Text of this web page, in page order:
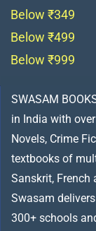
Below ₹349
Below ₹499
Below ₹999
SWASAM
in India with
Novels, Crime
textbooks of
Sanskrit, French
Swasam
300+ schools